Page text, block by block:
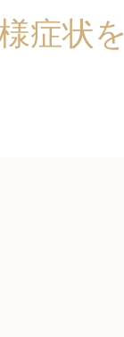
症状を